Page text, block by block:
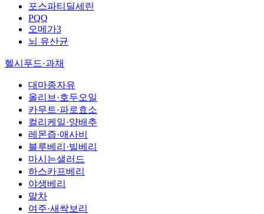
포스파티딜세린
PQQ
오메가3
뇌 유산균
헬시푸드·과채
대마종자유
올리브·호두오일
카무트·파로효소
컬리케일·양배추
레몬즙·애사비
블루베리·빌베리
마시는샐러드
하스카프베리
야생베리
말차
여주·새싹보리